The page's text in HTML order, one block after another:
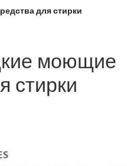
для стирки
моющие
стирки